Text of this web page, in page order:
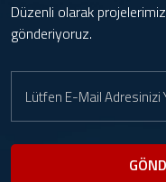
Düzenli olarak
gönderiyoruz.